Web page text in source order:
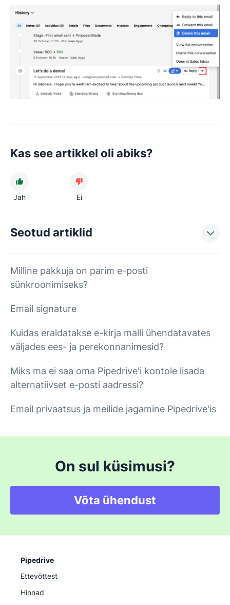
Kas see artikkel oli abiks?
Jah Ei
Seotud artiklid
Milline pakkuja on parim e-posti
sünkroonimiseks?
Email signature
Kuidas eraldatakse e-kirja malli ühendatavates
väljades ees- ja perekonnanimesid?
Miks ma ei saa oma Pipedrive'i kontole lisada
alternatiivset e-posti aadressi?
Email privaatsus ja meilide jagamine Pipedrive'is
On sul küsimusi?
Võta ühendust
Pipedrive
Ettevõttest
Hinnad